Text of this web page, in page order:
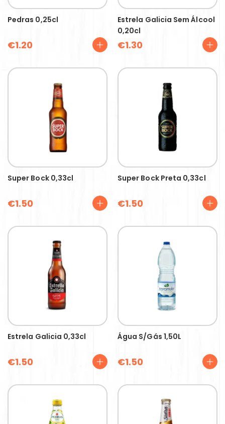
Pedras 0,25cl
€1.20
Estrela Galicia Sem Álcool
0,20cl
€1.30
Super Bock 0,33cl
€1.50
Super Bock Preta 0,33cl
€1.50
Estrela Galicia 0,33cl
€1.50
Água S/gás 1,50L
€1.50